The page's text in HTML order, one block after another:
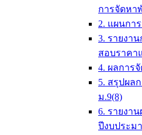
การจัดหา
2. แผนกา
3. รายงา
สอบราคา
4. ผลการ
5. สรุปผล
ม.9(8)
6. รายงา
ปีงบประม